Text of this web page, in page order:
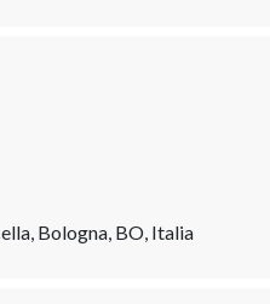
Bologna, BO, Italia